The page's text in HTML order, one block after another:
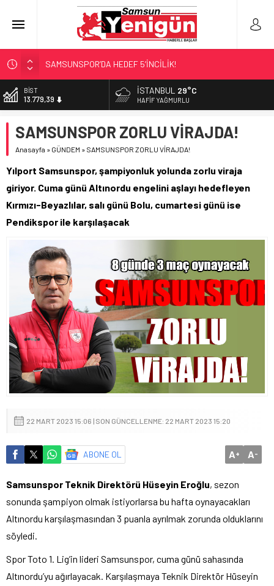
SAMSUNSPOR’DA HEDEF 5’İNCİLİK!
‘BAFRA’YA YATIRIM YAPIN!’
İŞTE FINDIK FİYATI!
GERİ SAYIM BAŞLADI
DOLAR
47,7111
55,1881
ALTIN
13.779,39
İSTANBUL 29°C
HAFIF YAĞMURLU
SAMSUNSPOR ZORLU VİRAJDA!
Anasayfa » GÜNDEM » SAMSUNSPOR ZORLU VİRAJDA!
Yılport Samsunspor, şampiyonluk yolunda zorlu viraja
giriyor. Cuma günü Altınordu engelini aşlayı hedefleyen
Kırmızı-Beyazlılar, salı günü Bolu, cumartesi günü ise
Pendikspor ile karşılaşacak
22 MART 2023 15:06 | SON GÜNCELLENME: 22 MART 2023 15:20
ABONE OL A+ A-
Samsunspor Teknik Direktörü Hüseyin Eroğlu, sezon
sonunda şampiyon olmak istiyorlarsa bu hafta oynayacakları
Altınordu karşılaşmasından 3 puanla ayrılmak zorunda olduklarını
söyledi.
Spor Toto 1. Lig’in lideri Samsunspor, cuma günü sahasında
Altınordu’yu ağırlayacak. Karşılaşmaya Teknik Direktör Hüseyin